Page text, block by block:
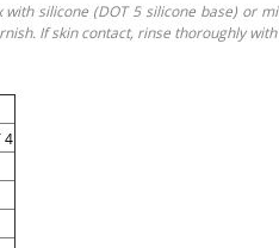
silicone (DOT 5 silicone base) or
If skin contact, rinse thoroughly
4